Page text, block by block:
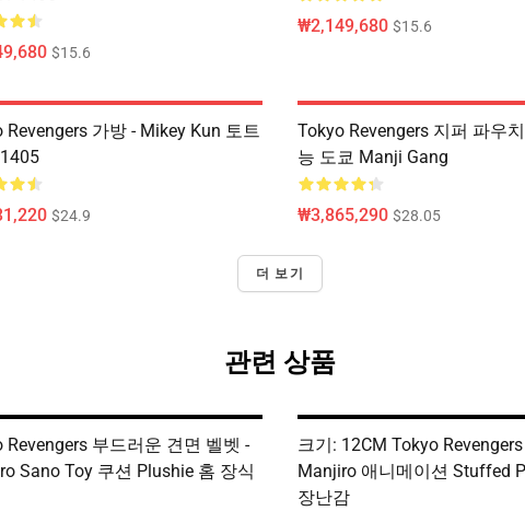
$15.6
₩2,149,680 $15.6
Revengers 가방 - Mikey Kun 토트
$24.9
Tokyo Revengers 지퍼 파우
능 도쿄 Manji Gang
₩3,865,290 $28.05
더 보기
관련 상품
Revengers 부드러운 견면 벨벳 -
Sano Toy 쿠션 Plushie 홈 장식
크기: 12CM Tokyo
Manjiro 애니메이션 Stuffed
장난감